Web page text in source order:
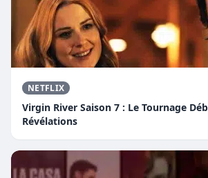
NETFLIX
Virgin River Saison 7 : Le Tournage
Révélations